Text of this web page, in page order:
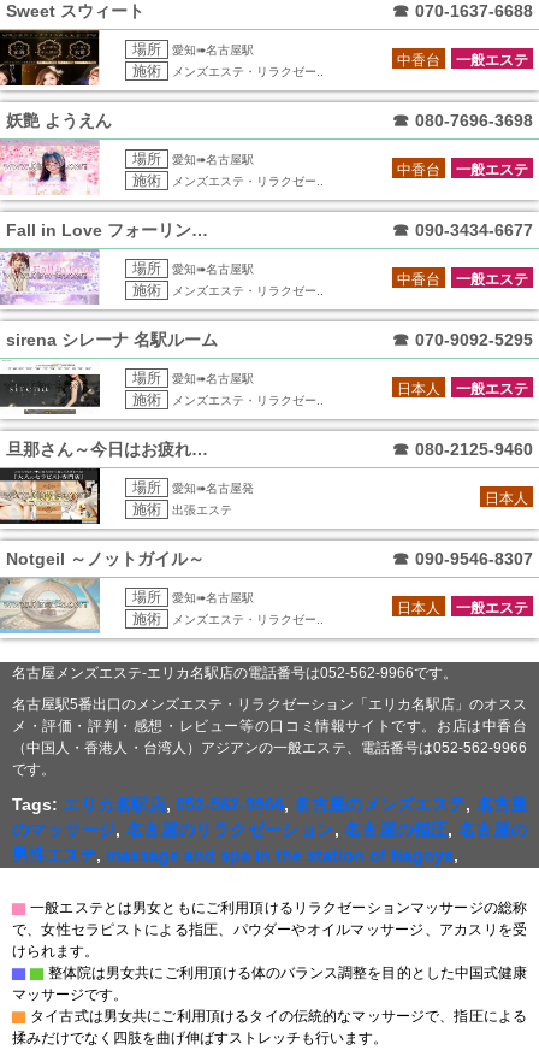
Sweet スウィート ☎ 070-1637-6688
場所 愛知➠名古屋駅
施術 メンズエステ・リラクゼー..
一般エステ
中香台
妖艶 ようえん ☎ 080-7696-3698
場所 愛知➠名古屋駅
施術 メンズエステ・リラクゼー..
一般エステ
中香台
Fall in Love フォーリンラブ ☎ 090-3434-6677
場所 愛知➠名古屋駅
施術 メンズエステ・リラクゼー..
一般エステ
中香台
sirena シレーナ 名駅ルーム ☎ 070-9092-5295
場所 愛知➠名古屋駅
施術 メンズエステ・リラクゼー..
一般エステ
日本人
旦那さん～今日はお疲れですか～ ☎ 080-2125-9460
場所 愛知➠名古屋発
施術 出張エステ
日本人
Notgeil ～ノットガイル～ ☎ 090-9546-8307
場所 愛知➠名古屋駅
施術 メンズエステ・リラクゼー..
一般エステ
日本人
名古屋メンズエステ-エリカ名駅店の電話番号は052-562-9966です。
名古屋駅5番出口のメンズエステ・リラクゼーション「エリカ名駅店」のオスス
メ・評価・評判・感想・レビュー等の口コミ情報サイトです。お店は中香台
（中国人・香港人・台湾人）アジアンの一般エステ、電話番号は052-562-9966
です。
Tags: エリカ名駅店,052-562-9966,名古屋のメンズエステ, 名古屋
のマッサージ, 名古屋のリラクゼーション,名古屋の指圧, 名古屋の
男性エステ, massage and spa in the station of Nagoya,
▇ 一般エステとは男女ともにご利用頂けるリラクゼーションマッサージの総称
で、女性セラピストによる指圧、パウダーやオイルマッサージ、アカスリを受
けられます。
▇ ▇ 整体院は男女共にご利用頂ける体のバランス調整を目的とした中国式健康
マッサージです。
▇ タイ古式は男女共にご利用頂けるタイの伝統的なマッサージで、指圧による
揉みだけでなく四肢を曲げ伸ばすストレッチも行います。